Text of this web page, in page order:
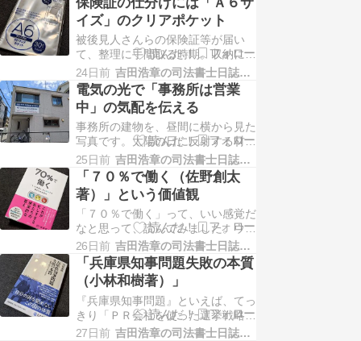
くなるので、今のところ、「２週間
に１箱」ペースでの購入。この暑さ
になると、たいていの方が口を開け
て下さいます。「飲んでないので、
置いていきます」と帰り際…
イズ」のクリアポケット
被後見人さんらの保険証等が届い
て、整理に手間取る時期。収納に
は、「Ａ６サイズ対応」のクリアポ
ケットを使っています。ちょうどい
いサイズ。便宜上、保険証と言って
いますが、医療資格確認書。医療資
格確認書と介護保険負担割合証が届
くものの、負担割合証のほうが少し
遅れます。但し、自治体によ…
24日前 吉田浩章の司法書士日誌−堺市堺区−
電気の光で「事務所は営業
中」の気配を伝える
事務所の建物を、昼間に横から見た
写真です。太陽の日に反射する材質
のガラスなので、１階には映ってい
ないですが、２階は電気がついてい
るのが分かります。はじめての空間
に入るのは、誰しもちょっとは不安
な中で、人（事務所の職員）の気配
を伝えるのは大事、という話は、以
前にも書きました。ホー…
25日前 吉田浩章の司法書士日誌−堺市堺区−
「７０％で働く（佐野創太
著）」という価値観
「７０％で働く」って、いい感覚だ
なと思って、読んでみました。ウチ
の事務所で言うと、営業時間は「１
８時まで」だったのを、コロナ期中
に「１７時半」までとしました。営
業時間は９時からでも、お約束を入
れるのは「９時半」から。午後は、
昼休み時間を開けて「１３時半」か
ら。最終は「１７時」で、…
26日前 吉田浩章の司法書士日誌−堺市堺区−
「兵庫県知事問題失敗の本質
（小林和樹著）」
『兵庫県知事問題』といえば、てっ
きり「ＰＲ会社を使った選挙戦略」
のことだと思って購入。しかし、な
27日前 吉田浩章の司法書士日誌−堺市堺区−